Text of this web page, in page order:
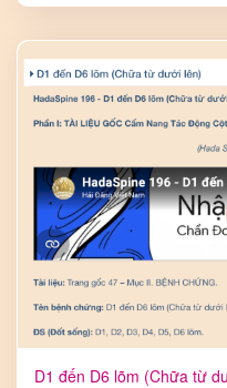
D1 đến D6 lõm (Chữa từ